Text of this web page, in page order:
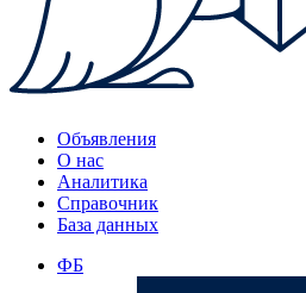
Объявления
О нас
Аналитика
Справочник
База данных
ФБ